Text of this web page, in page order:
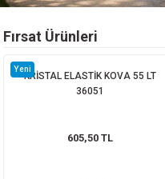
VE KAŞIKLIKLAR
Fırsat Ürünleri
Yeni
KRİSTAL ELASTİK KOVA 55 LT
36051
605,50 TL